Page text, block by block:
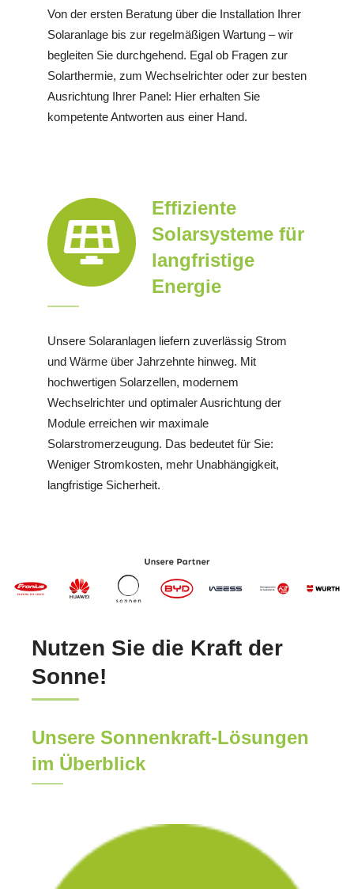
Von der ersten Beratung über die Installation Ihrer
Solaranlage bis zur regelmäßigen Wartung – wir
begleiten Sie durchgehend. Egal ob Fragen zur
Solarthermie, zum Wechselrichter oder zur besten
Ausrichtung Ihrer Panel: Hier erhalten Sie
kompetente Antworten aus einer Hand.
Effiziente
Solarsysteme für
langfristige
Energie
Unsere Solaranlagen liefern zuverlässig Strom
und Wärme über Jahrzehnte hinweg. Mit
hochwertigen Solarzellen, modernem
Wechselrichter und optimaler Ausrichtung der
Module erreichen wir maximale
Solarstromerzeugung. Das bedeutet für Sie:
Weniger Stromkosten, mehr Unabhängigkeit,
langfristige Sicherheit.
Nutzen Sie die Kraft der
Sonne!
Unsere Sonnenkraft-Lösungen
im Überblick